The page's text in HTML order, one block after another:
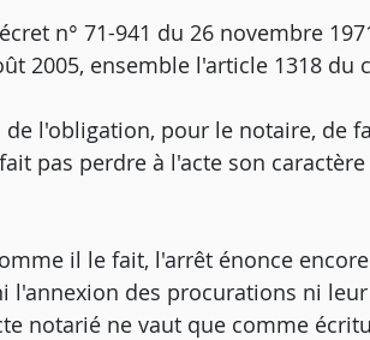
n° 71-941 du 26 novembre
2005, ensemble l'article 1318 du
l'obligation, pour le notaire, de
pas perdre à l'acte son
il le fait, l'arrêt énonce
l'annexion des procurations ni
notarié ne vaut que comme